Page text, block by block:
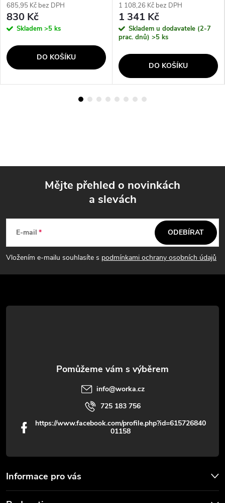
685,95 Kč bez DPH
830 Kč
Skladem >5 ks
DO KOŠÍKU
1 108,26 Kč bez DPH
1 341 Kč
Skladem u dodavatele (2-7
prac. dnů) >5 ks
DO KOŠÍKU
p
a
t
Mějte přehled o novinkách
a slevách
E-mail
Vložením e-mailu souhlasíte s podmínkami ochrany osobních údajů
ODEBÍRAT
Informace pro vás
info@worka.cz
725 183 756
https://www.facebook.com/profile.php?id=615726840
01158